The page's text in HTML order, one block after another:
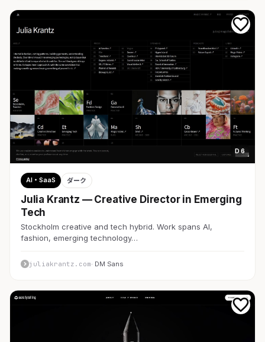
D 6
AI・SaaS ダーク
Julia Krantz — Creative Director in Emerging
Tech
Stockholm creative and tech hybrid. Work spans AI,
fashion, emerging technology…
juliakrantz.com· DM Sans